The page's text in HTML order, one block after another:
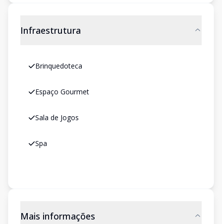
Infraestrutura
Brinquedoteca
Espaço Gourmet
Sala de Jogos
Spa
Mais informações